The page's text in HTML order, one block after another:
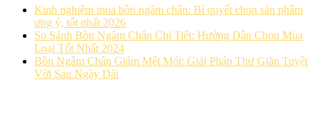
Kinh nghiệm mua bồn ngâm chân: Bí quyết chọn sản phẩm
ưng ý, tốt nhất 2026
So Sánh Bồn Ngâm Chân Chi Tiết: Hướng Dẫn Chọn Mua
Loại Tốt Nhất 2024
Bồn Ngâm Chân Giảm Mệt Mỏi: Giải Pháp Thư Giãn Tuyệt
Vời Sau Ngày Dài